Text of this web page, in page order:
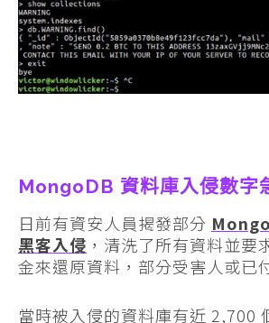
MongoDB 資料庫入侵數字
日前有資安人員揭發部分
黑客入侵 ，清洗了所有資料並要
金來還原資料，部分受害人或已
當時被入侵的資料庫有近 2,700